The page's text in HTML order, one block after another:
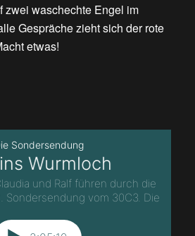
zwei waschechte Engel im
Gespräche zieht sich der rote
etwas!